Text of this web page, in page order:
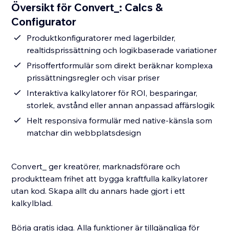
Översikt för Convert_: Calcs &
Configurator
Produktkonfiguratorer med lagerbilder,
realtidsprissättning och logikbaserade variationer
Prisoffertformulär som direkt beräknar komplexa
prissättningsregler och visar priser
Interaktiva kalkylatorer för ROI, besparingar,
storlek, avstånd eller annan anpassad affärslogik
Helt responsiva formulär med native-känsla som
matchar din webbplatsdesign
Convert_ ger kreatörer, marknadsförare och
produktteam frihet att bygga kraftfulla kalkylatorer
utan kod. Skapa allt du annars hade gjort i ett
kalkylblad.
Börja gratis idag. Alla funktioner är tillgängliga för